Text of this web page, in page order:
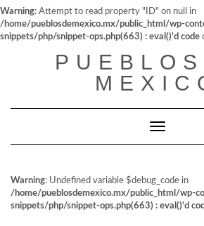
Warning: Attempt to read property "ID" on null in
/home/pueblosdemexico.mx/public_html/wp-
snippets/php/snippet-ops.php(663) : eval()'d code
Cambiar
Warning: Undefined variable $debug_code in
/home/pueblosdemexico.mx/public_html/wp-
snippets/php/snippet-ops.php(663) : eval()'d